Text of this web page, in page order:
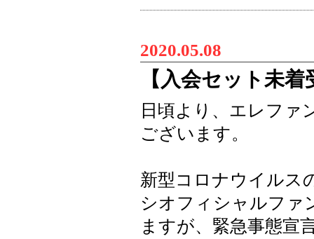
2020.05.08
【入会セット未
日頃より、エレファ
ございます。
新型コロナウイルス
シオフィシャルファ
ますが、緊急事態宣